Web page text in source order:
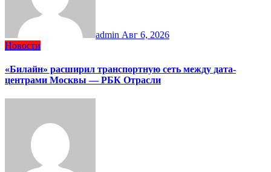
admin Авг 6, 2026
Новости
«Билайн» расширил транспортную сеть между дата-
центрами Москвы — РБК Отрасли